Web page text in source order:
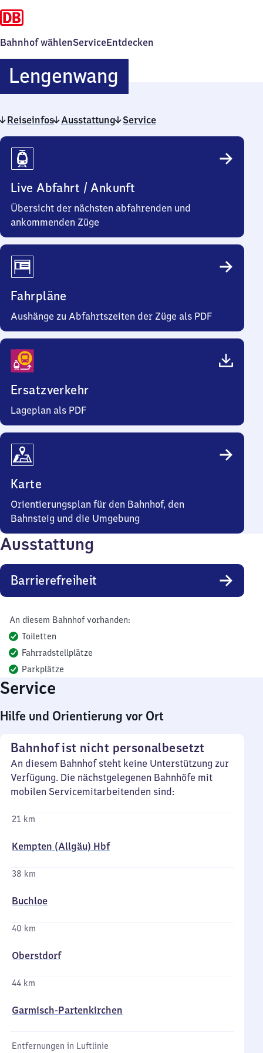
Bahnhof wählenServiceEntdecken
Lengenwang
Reiseinfos Ausstattung Service
Reiseinfos
Live Abfahrt / Ankunft
Übersicht der nächsten abfahrenden und
ankommenden Züge
Fahrpläne
Aushänge zu Abfahrtszeiten der Züge als PDF
Ersatzverkehr
Lageplan als PDF
Karte
Orientierungsplan für den Bahnhof, den
Bahnsteig und die Umgebung
Ausstattung
Barrierefreiheit
An diesem Bahnhof vorhanden:
Toiletten
Fahrradstellplätze
Parkplätze
Service
Hilfe und Orientierung vor Ort
Bahnhof ist nicht personalbesetzt
An diesem Bahnhof steht keine Unterstützung zur
Verfügung. Die nächstgelegenen Bahnhöfe mit
mobilen Servicemitarbeitenden sind:
21 km
Kempten (Allgäu) Hbf
38 km
Buchloe
40 km
Oberstdorf
44 km
Garmisch-Partenkirchen
Entfernungen in Luftlinie